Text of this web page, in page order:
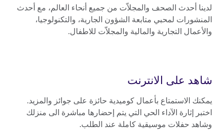
لدينا أحدث الصحف والمجلاّت من جميع أنحاء العالم، مع أحدث
المنشورات لمحبي متابعة الشؤون الجارية، والتكنولوجيا،
والأعمال التجارية والمالية والمجلاّت للاطفال.
شاهد على الانترنت
يمكنك الاستمتاع بأعمال كوميدية حائزة على جوائز والمزيد.
اختبر إثارة الآداء الحي التي يتم إحضارها مباشرة الى منزلك
وشاهد حفلات موسيقية كاملة عند الطلب.